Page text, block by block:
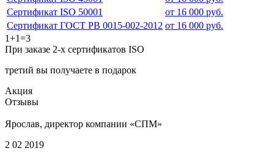
Сертификат ISO 50001
от 16 000 руб.
Сертификат ГОСТ РВ 0015-002-2012 от 16 000 руб.
1+1=3
При заказе 2-х сертификатов ISO
третий вы получаете в подарок
Акция
Отзывы
Ярослав, директор компании «СПМ»
2 02 2019